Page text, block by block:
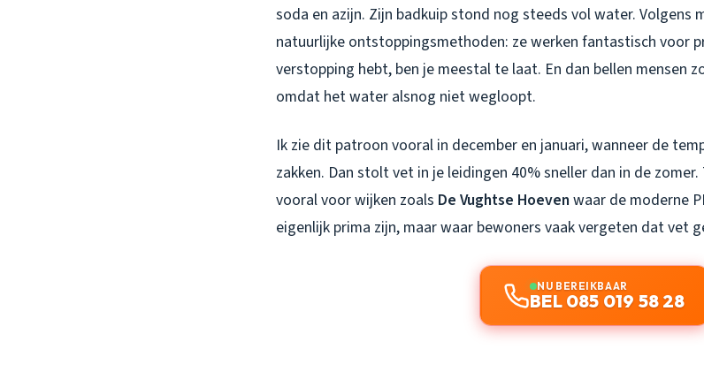
soda en azijn. Zijn badkuip stond nog steeds vol water. Volgens
natuurlijke ontstoppingsmethoden: ze werken fantastisch voor
verstopping hebt, ben je meestal te laat. En dan bellen mensen
omdat het water alsnog niet wegloopt.
Ik zie dit patroon vooral in december en januari, wanneer de
zakken. Dan stolt vet in je leidingen 40% sneller dan in de
vooral voor wijken zoals De Vughtse Hoeven waar de moderne
eigenlijk prima zijn, maar waar bewoners vaak vergeten dat vet
NU BEREIKBAAR
BEL 085 019 58 28